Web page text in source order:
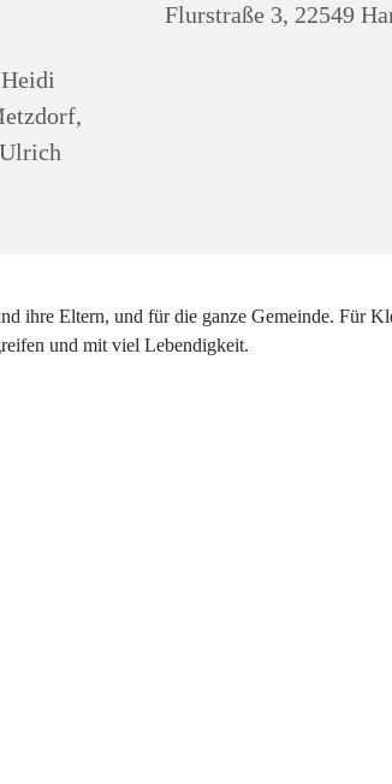
Flurstraße 3, 22549
ihre Eltern, und für die ganze Gemeinde. Für
und mit viel Lebendigkeit.